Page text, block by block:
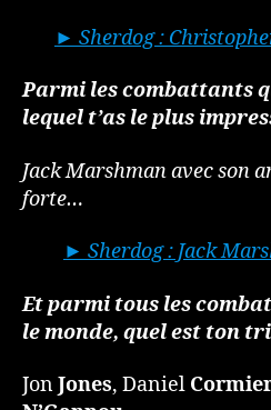
► Sherdog :
Parmi les combattants
lequel t’as le plus
Jack Marshman avec son
forte…
► Sherdog : Jack
Et parmi tous les
le monde, quel est ton
JonJones, Daniel